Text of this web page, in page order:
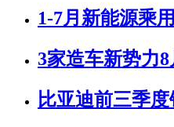
1-7月新能源乘
3家造车新势力
比亚迪前三季